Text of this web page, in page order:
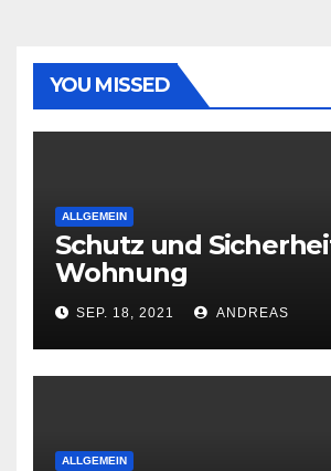
YOU MISSED
ALLGEMEIN
Schutz und
Wohnung
SEP. 18, 2021 ANDREAS
ALLGEMEIN